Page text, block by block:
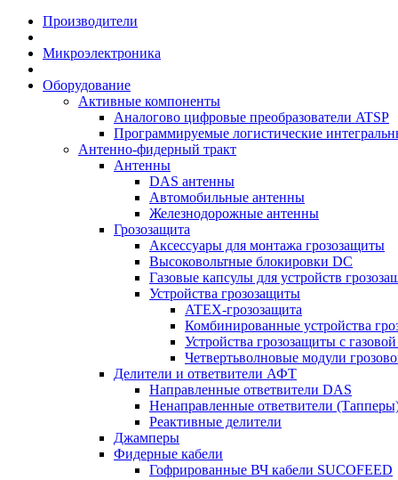
Производители
Микроэлектроника
Оборудование
Активные компоненты
Аналогово цифровые преобразователи ATSP
Программируемые логистические
Антенно-фидерный тракт
Антенны
DAS антенны
Автомобильные антенны
Железнодорожные антенны
Грозозащита
Аксессуары для монтажа грозозащиты
Высоковольтные блокировки DC
Газовые капсулы для устройств
Устройства грозозащиты
ATEX-грозозащита
Комбинированные устройства
Устройства грозозащиты с
Четвертьволновые модули
Делители и ответвители АФТ
Направленные ответвители DAS
Ненаправленные ответвители
Реактивные делители
Джамперы
Фидерные кабели
Гофрированные ВЧ кабели SUCOFEED